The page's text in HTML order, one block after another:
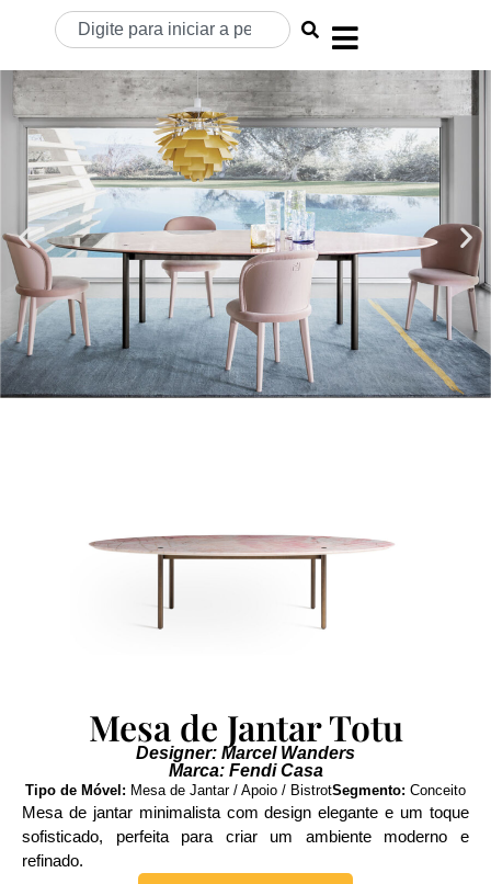
Mesa de Jantar Totu
Designer: Marcel Wanders
Marca: Fendi Casa
Tipo de Móvel: Mesa de Jantar / Apoio / BistrotSegmento: Conceito
Mesa de jantar minimalista com design elegante e um toque
sofisticado, perfeita para criar um ambiente moderno e
refinado.